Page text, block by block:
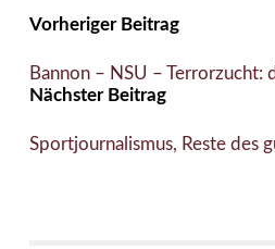
Vorheriger Beitrag
Bannon – NSU – Terrorzucht:
Nächster Beitrag
Sportjournalismus, Reste des